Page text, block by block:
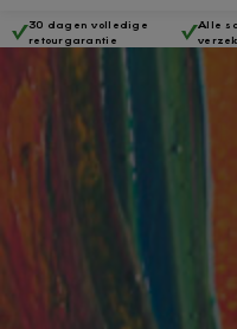
Geen
30 dagen volledige
retourgarantie
Alle